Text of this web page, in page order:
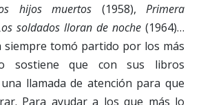
hijos muertos (1958), Primera
soldados lloran de noche (1964)…
siempre tomó partido por los más
sostiene que con sus libros
llamada de atención para que
Para ayudar a los que más lo